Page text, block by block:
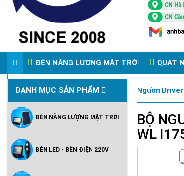
ĐÈN NĂNG LƯỢNG MẶT TRỜI QUẠT
VIDEO ĐÈN PHA ĐIỆN 220V
DANH MỤC SẢN PHẨM
ĐÈN NĂNG LƯỢNG MẶT TRỜI
ĐÈN LED - ĐÈN ĐIỆN 220V
Nguồn
BỘ
WL